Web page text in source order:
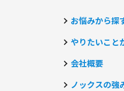
お悩みから探
やりたいこと
会社概要
ノックスの強